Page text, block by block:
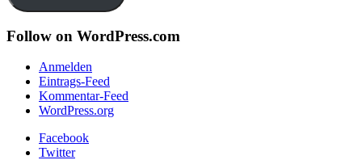
Follow on WordPress.com
Anmelden
Eintrags-Feed
Kommentar-Feed
WordPress.org
Facebook
Twitter